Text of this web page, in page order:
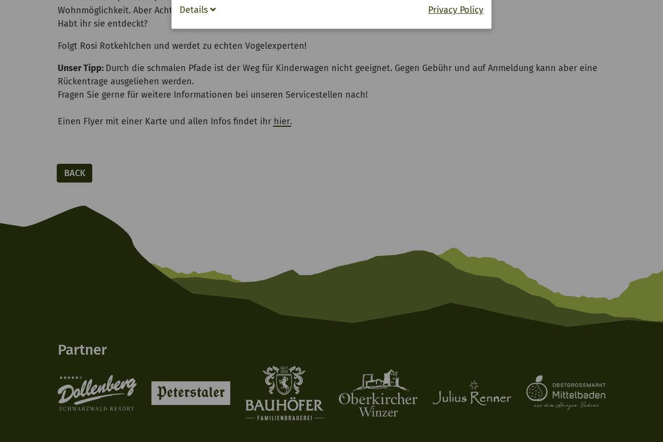
Privacy Policy
Details
Wohnmöglichkeit. Aber Achtung - auch eine Katze ist auf Rosis Pfaden unterwegs.
Habt ihr sie entdeckt?
Folgt Rosi Rotkehlchen und werdet zu echten Vogelexperten!
Unser Tipp: Durch die schmalen Pfade ist der Weg für Kinderwagen nicht geeignet. Gegen Gebühr und auf Anmeldung kann aber eine
Rückentrage ausgeliehen werden.
Fragen Sie gerne für weitere Informationen bei unseren Servicestellen nach!
Einen Flyer mit einer Karte und allen Infos findet ihr hier.
BACK
Partner